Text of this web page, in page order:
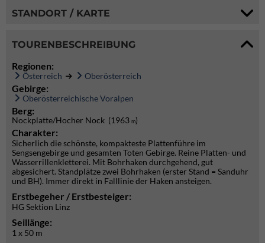
STANDORT / KARTE
TOURENBESCHREIBUNG
Regionen:
Österreich Oberösterreich
Gebirge:
Oberösterreichische Voralpen
Berg:
Nockplatte/Hocher Nock (1963 m)
Charakter:
Sicherlich die schönste, kompakteste Plattenführe im
Sengsengebirge und gesamten Toten Gebirge. Reine Platten- und
Wasserrillenkletterei. Mit Bohrhaken durchgehend, gut
abgesichert. Standplätze zwei Bohrhaken (erster Stand = Sanduhr
und BH). Immer direkt in Falllinie der Haken ansteigen.
Erstbegeher / Erstbesteiger:
HG Sektion Linz
Seillänge:
1 x 50 m